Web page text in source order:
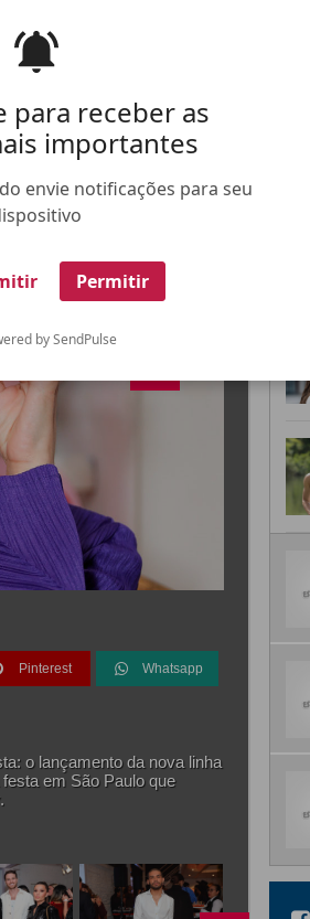
para receber as
importantes
envie notificações para seu
Permitir
by SendPulse
em São Paulo
Pinterest Whatsapp
o lançamento da nova linha
em São Paulo que
.
NO ESTRELANDO TRABALHE NO